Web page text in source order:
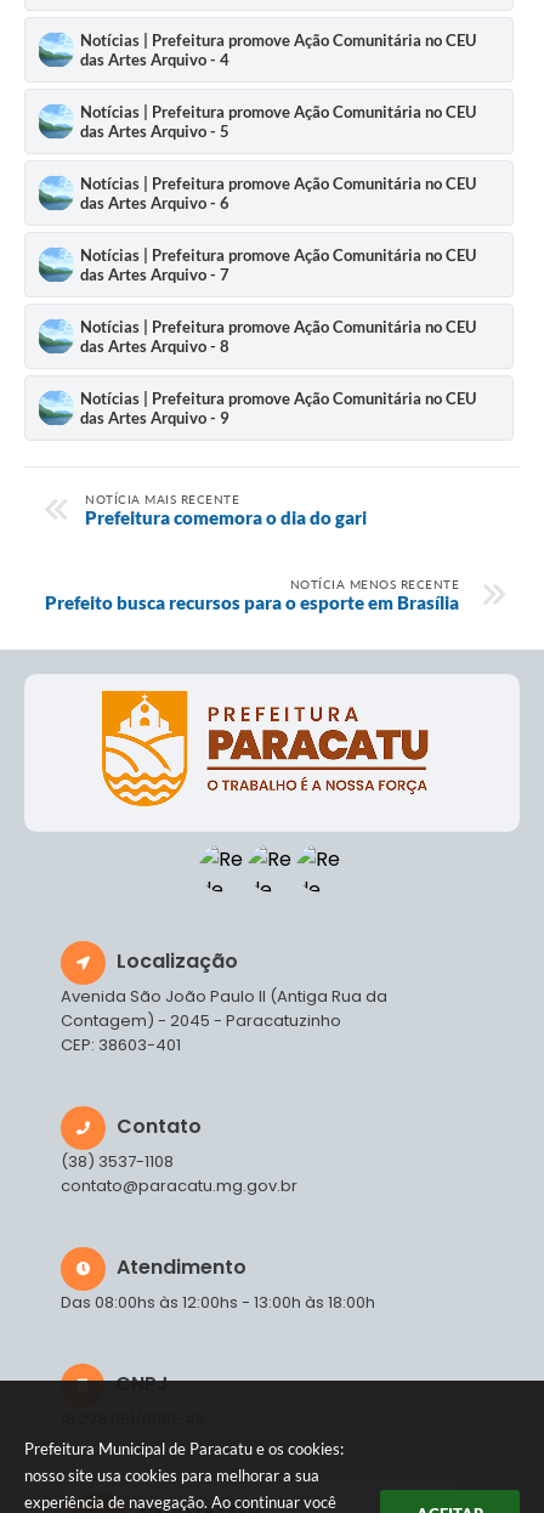
Prefeitura Municipal de Paracatu e os cookies:
nosso site usa cookies para melhorar a sua
experiência de navegação. Ao continuar você
Notícias | Prefeitura promove Ação Comunitária no CEU
das Artes Arquivo - 4
Notícias | Prefeitura promove Ação Comunitária no CEU
das Artes Arquivo - 5
Notícias | Prefeitura promove Ação Comunitária no CEU
das Artes Arquivo - 6
Notícias | Prefeitura promove Ação Comunitária no CEU
das Artes Arquivo - 7
Notícias | Prefeitura promove Ação Comunitária no CEU
das Artes Arquivo - 8
Notícias | Prefeitura promove Ação Comunitária no CEU
das Artes Arquivo - 9
NOTÍCIA MAIS RECENTE
Prefeitura comemora o dia do gari
NOTÍCIA MENOS RECENTE
Prefeito busca recursos para o esporte em Brasília
Localização
Avenida São João Paulo II (Antiga Rua da
Contagem) - 2045 - Paracatuzinho
CEP: 38603-401
Contato
(38) 3537-1108
contato@paracatu.mg.gov.br
Atendimento
Das 08:00hs às 12:00hs - 13:00h às 18:00h
CNPJ